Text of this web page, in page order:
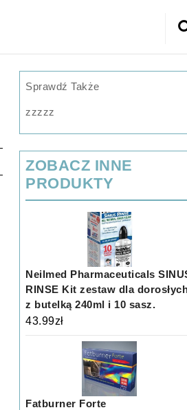
Sprawdź Także
zzzzz
ZOBACZ INNE
PRODUKTY
Neilmed Pharmaceuticals
RINSE Kit zestaw dla
z butelką 240ml i 10 sasz.
43.99zł
Fatburner Forte